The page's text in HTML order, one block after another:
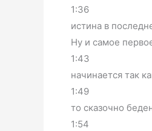
1:36
истина в
Ну и самое
1:43
начинается так
1:49
то сказочно
1:54